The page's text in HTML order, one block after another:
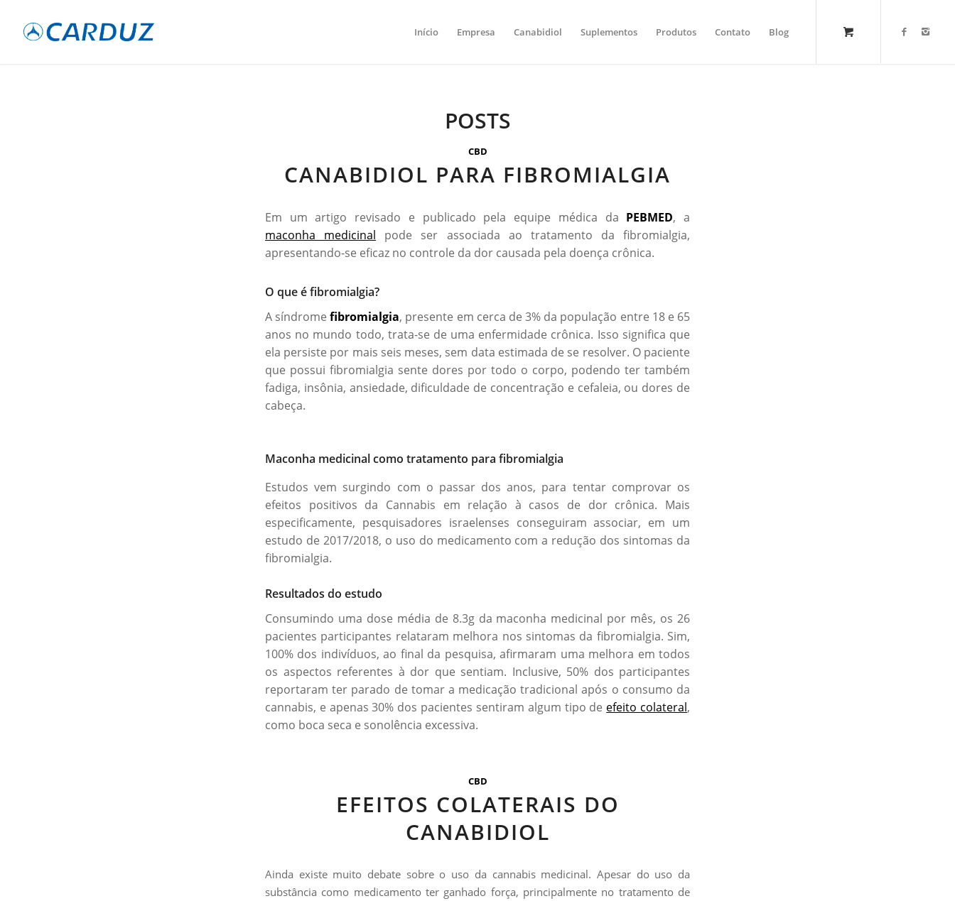
Início Empresa Canabidiol Suplementos Produtos Contato Blog
POSTS
CBD
CANABIDIOL PARA FIBROMIALGIA
Em um artigo revisado e publicado pela equipe médica da PEBMED, a
maconha medicinal pode ser associada ao tratamento da fibromialgia,
apresentando-se eficaz no controle da dor causada pela doença crônica.
O que é fibromialgia?
A síndromefibromialgia, presente em cerca de 3% da população entre 18 e 65
anos no mundo todo, trata-se de uma enfermidade crônica. Isso significa que
ela persiste por mais seis meses, sem data estimada de se resolver. O paciente
que possui fibromialgia sente dores por todo o corpo, podendo ter também
fadiga, insônia, ansiedade, dificuldade de concentração e cefaleia, ou dores de
cabeça.
Maconha medicinal como tratamento para fibromialgia
Estudos vem surgindo com o passar dos anos, para tentar comprovar os
efeitos positivos da Cannabis em relação à casos de dor crônica. Mais
especificamente, pesquisadores israelenses conseguiram associar, em um
estudo de 2017/2018, o uso do medicamento com a redução dos sintomas da
fibromialgia.
Resultados do estudo
Consumindo uma dose média de 8.3g da maconha medicinal por mês, os 26
pacientes participantes relataram melhora nos sintomas da fibromialgia. Sim,
100% dos indivíduos, ao final da pesquisa, afirmaram uma melhora em todos
os aspectos referentes à dor que sentiam. Inclusive, 50% dos participantes
reportaram ter parado de tomar a medicação tradicional após o consumo da
cannabis, e apenas 30% dos pacientes sentiram algum tipo de efeito colateral,
como boca seca e sonolência excessiva.
CBD
EFEITOS COLATERAIS DO
CANABIDIOL
Ainda existe muito debate sobre o uso da cannabis medicinal. Apesar do uso da
substância como medicamento ter ganhado força, principalmente no tratamento de